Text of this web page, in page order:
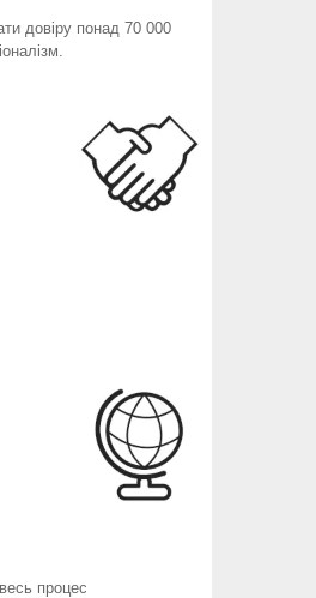
довіру понад 70 000
процес